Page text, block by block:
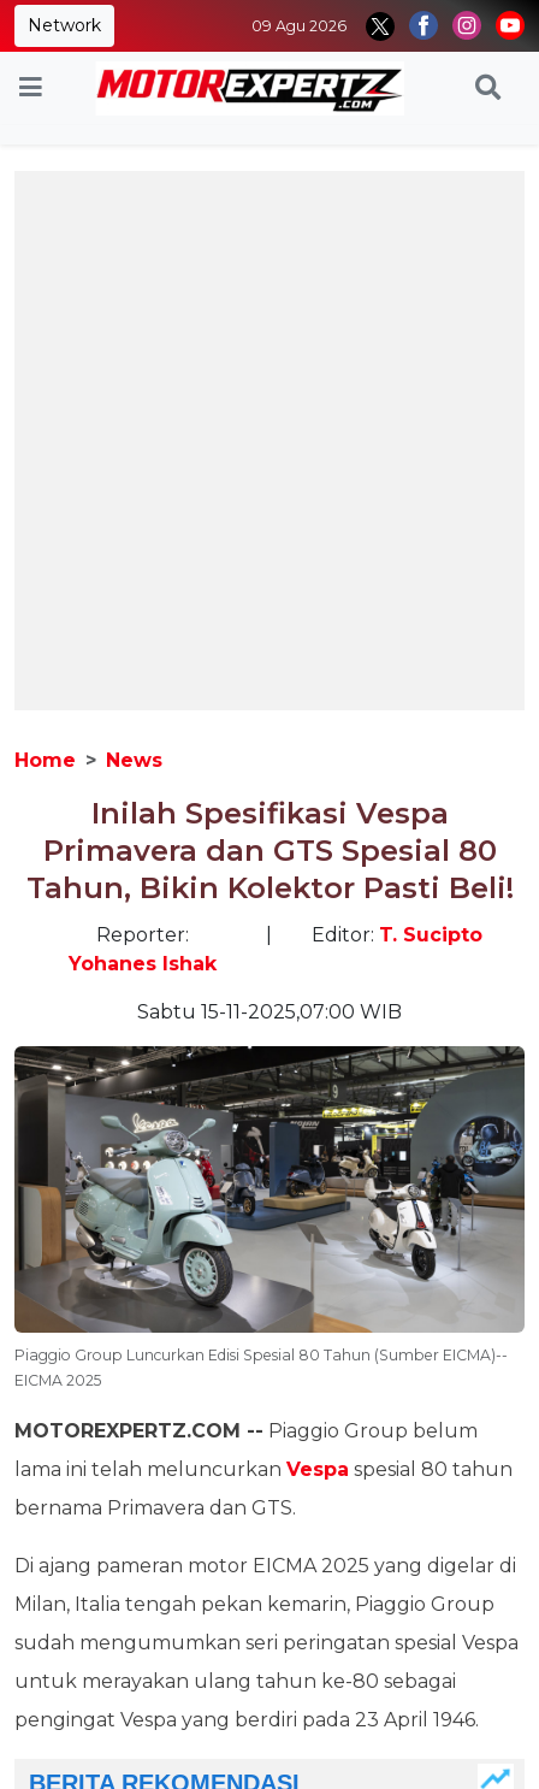
Network 09 Agu 2026
Home News
Inilah Spesifikasi Vespa
Primavera dan GTS Spesial 80
Tahun, Bikin Kolektor Pasti Beli!
Reporter:
Yohanes Ishak
Editor: T. Sucipto
Sabtu 15-11-2025,07:00 WIB
Piaggio Group Luncurkan Edisi Spesial 80 Tahun (Sumber EICMA)--
EICMA 2025
MOTOREXPERTZ.COM -- Piaggio Group belum
lama ini telah meluncurkan Vespa spesial 80 tahun
bernama Primavera dan GTS.
Di ajang pameran motor EICMA 2025 yang digelar di
Milan, Italia tengah pekan kemarin, Piaggio Group
sudah mengumumkan seri peringatan spesial Vespa
untuk merayakan ulang tahun ke-80 sebagai
pengingat Vespa yang berdiri pada 23 April 1946.